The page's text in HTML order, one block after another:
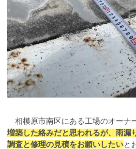
相模原市南区にある工場のオーナ
増築した絡みだと思われるが、雨漏
調査と修理の見積をお願いしたいと